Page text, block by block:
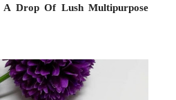
A Drop Of Lush Multipurpose